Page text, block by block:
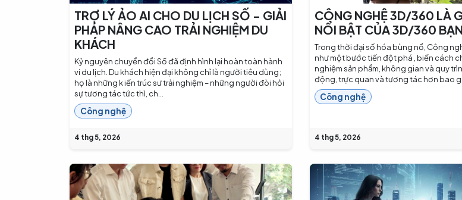
TRỢ LÝ ẢO AI CHO DU LỊCH SỐ - GIẢI
PHÁP NÂNG CAO TRẢI NGHIỆM DU
KHÁCH
Kỷ nguyên chuyển đổi Số đã định hình lại hoàn toàn hành
vi du lịch. Du khách hiện đại không chỉ là người tiêu dùng;
họ là những k iến trúc sư trải nghiệm – những người đòi hỏi
sự tương tác tức thì, ch...
Công nghệ
4 thg 5, 2026
CÔNG NGHỆ 3D/360 LÀ
NỔI BẬT CỦA 3D/360
Trong thời đại số hóa bùng nổ, Công
như một bước tiến đột phá , biến cách
nghiệm sản phẩm, không gian và quy
động, trực quan và tương tác hơn bao
Công nghệ
4 thg 5, 2026